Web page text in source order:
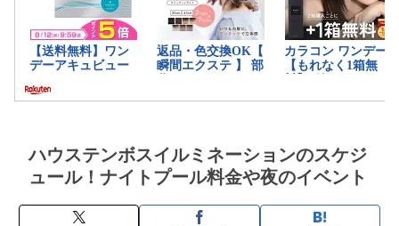
ハウステンボスイルミネーションのスケジ
ュール！ナイトプール料金や夜のイベント